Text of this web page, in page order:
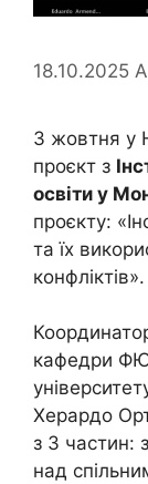
18.10.2025
З жовтня у
проєкт з
освіти у
проєкту:
та їх
конфліктів».
кафедри
Херардо
з 3 частин:
над